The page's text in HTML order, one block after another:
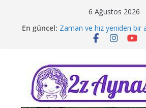
6 Ağustos 2026
En güncel: Zaman ve hız yeniden bir
Borusan Next Bodrum’da
Tatil rotasında test sürüşü